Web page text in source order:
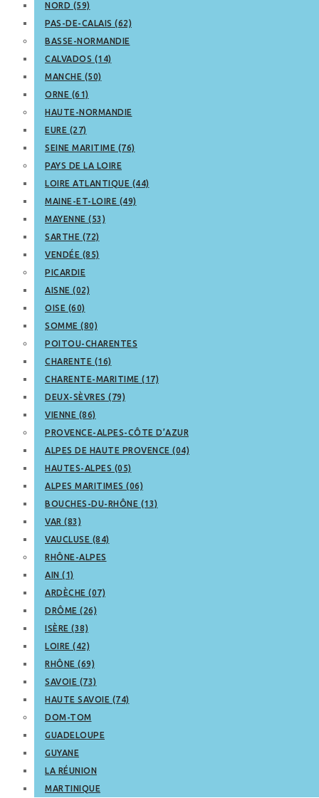
NORD (59)
PAS-DE-CALAIS (62)
BASSE-NORMANDIE
CALVADOS (14)
MANCHE (50)
ORNE (61)
HAUTE-NORMANDIE
EURE (27)
SEINE MARITIME (76)
PAYS DE LA LOIRE
LOIRE ATLANTIQUE (44)
MAINE-ET-LOIRE (49)
MAYENNE (53)
SARTHE (72)
VENDÉE (85)
PICARDIE
AISNE (02)
OISE (60)
SOMME (80)
POITOU-CHARENTES
CHARENTE (16)
CHARENTE-MARITIME (17)
DEUX-SÈVRES (79)
VIENNE (86)
PROVENCE-ALPES-CÔTE D’AZUR
ALPES DE HAUTE PROVENCE (04)
HAUTES-ALPES (05)
ALPES MARITIMES (06)
BOUCHES-DU-RHÔNE (13)
VAR (83)
VAUCLUSE (84)
RHÔNE-ALPES
AIN (1)
ARDÈCHE (07)
DRÔME (26)
ISÈRE (38)
LOIRE (42)
RHÔNE (69)
SAVOIE (73)
HAUTE SAVOIE (74)
DOM-TOM
GUADELOUPE
GUYANE
LA RÉUNION
MARTINIQUE